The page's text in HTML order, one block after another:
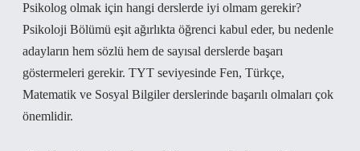
Psikolog olmak için hangi derslerde iyi olmam gerekir?
Psikoloji Bölümü eşit ağırlıkta öğrenci kabul eder, bu nedenle
adayların hem sözlü hem de sayısal derslerde başarı
göstermeleri gerekir. TYT seviyesinde Fen, Türkçe,
Matematik ve Sosyal Bilgiler derslerinde başarılı olmaları çok
önemlidir.